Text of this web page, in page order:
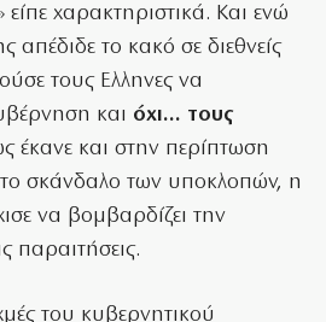
είπε χαρακτηριστικά. Και ενώ
το κακό σε διεθνείς
τους Ελληνες να
και όχι… τους
έκανε και στην περίπτωση
το σκάνδαλο των υποκλοπών, η
να βομβαρδίζει την
παραιτήσεις.
του κυβερνητικού